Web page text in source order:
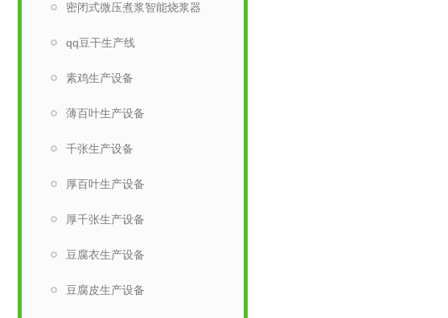
密闭式微压煮浆智能烧浆器
qq豆干生产线
素鸡生产设备
薄百叶生产设备
千张生产设备
厚百叶生产设备
厚千张生产设备
豆腐衣生产设备
豆腐皮生产设备